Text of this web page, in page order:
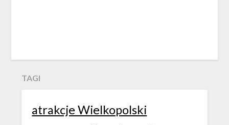
TAGI
atrakcje Wielkopolski